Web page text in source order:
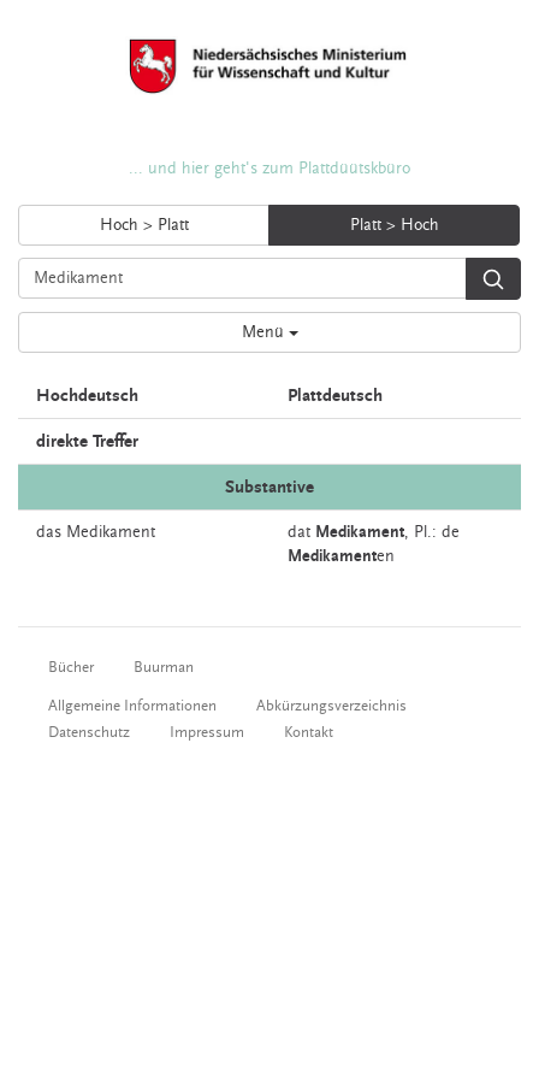
... und hier geht's zum Plattdüütskbüro
Hoch > Platt Platt > Hoch
Menü
Hochdeutsch Plattdeutsch
direkte Treffer
Substantive
das Medikament dat Medikament, Pl.: de
Medikamenten
Bücher Buurman
Allgemeine Informationen
Abkürzungsverzeichnis
Datenschutz
Impressum Kontakt